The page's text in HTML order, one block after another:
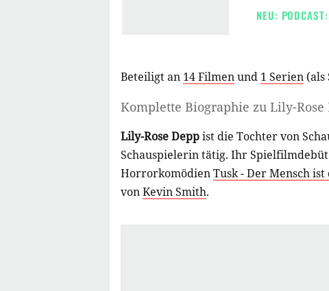
NEU: PODCAST:
Beteiligt an 14 Filmenund 1 Serien (als
Komplette Biographie zu Lily-Rose
Lily-Rose Deppist die Tochter von
Schauspielerin tätig. Ihr
HorrorkomödienTusk - Der Mensch
vonKevin Smith.